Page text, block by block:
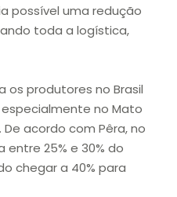
possível uma redução
toda a logística,
os produtores no Brasil
no Mato
acordo com Pêra, no
entre 25% e 30% do
chegar a 40% para